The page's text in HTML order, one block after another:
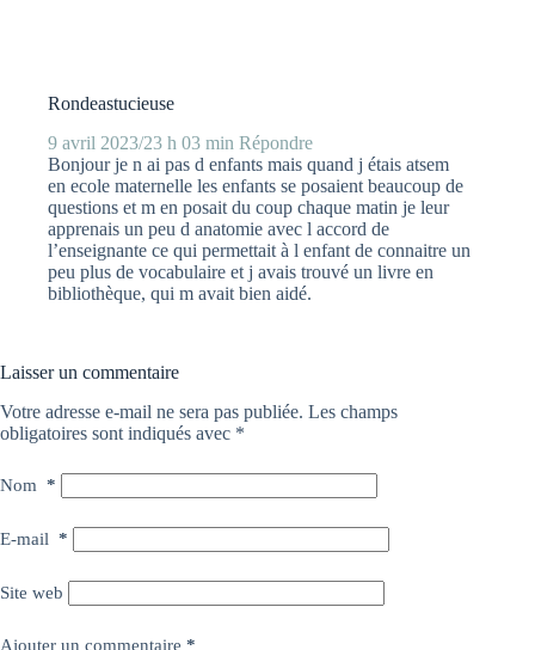
Rondeastucieuse
9 avril 2023/23 h 03 min Répondre
Bonjour je n ai pas d enfants mais quand j étais atsem
en ecole maternelle les enfants se posaient beaucoup de
questions et m en posait du coup chaque matin je leur
apprenais un peu d anatomie avec l accord de
l’enseignante ce qui permettait à l enfant de connaitre un
peu plus de vocabulaire et j avais trouvé un livre en
bibliothèque, qui m avait bien aidé.
Laisser un commentaire
Votre adresse e-mail ne sera pas publiée. Les champs
obligatoires sont indiqués avec *
Nom *
E-mail *
Site web
Ajouter un commentaire *